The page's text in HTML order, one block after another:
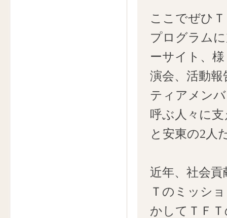
ここでぜひ
プログラム
ーサイト、
演会、活動
ティアメン
呼ぶ人々に
と安東の2人
近年、社会
Ｔのミッシ
かしてＴＦ